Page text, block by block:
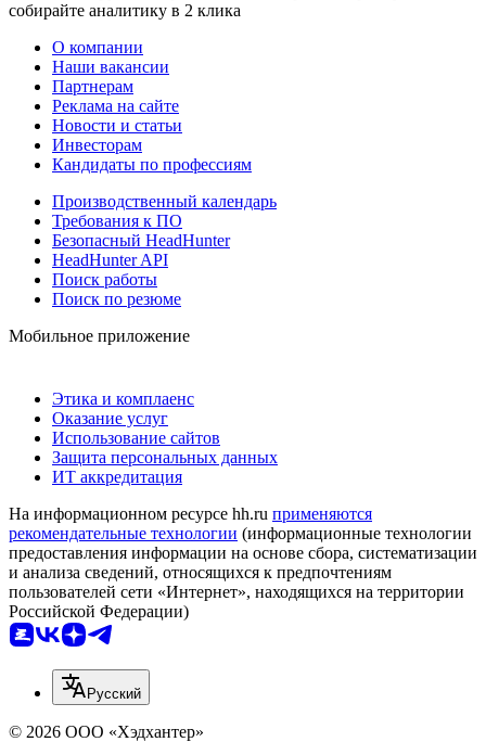
собирайте аналитику в 2 клика
О компании
Наши вакансии
Партнерам
Реклама на сайте
Новости и статьи
Инвесторам
Кандидаты по профессиям
Производственный календарь
Требования к ПО
Безопасный HeadHunter
HeadHunter API
Поиск работы
Поиск по резюме
Мобильное приложение
Этика и комплаенс
Оказание услуг
Использование сайтов
Защита персональных данных
ИТ аккредитация
На информационном ресурсе hh.ru применяются
рекомендательные технологии (информационные технологии
предоставления информации на основе сбора, систематизации
и анализа сведений, относящихся к предпочтениям
пользователей сети «Интернет», находящихся на территории
Российской Федерации)
Русский
© 2026 ООО «Хэдхантер»